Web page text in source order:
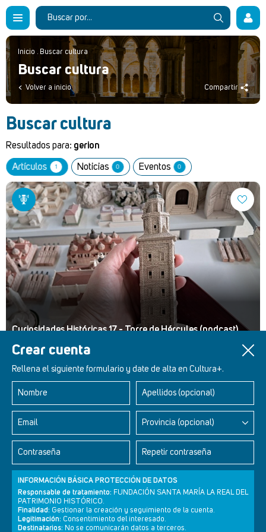
Crear cuenta
Rellena el siguiente formulario y date de alta en Cultura+.
Nombre Apellidos (opcional)
Email Provincia (opcional)
Contraseña Repetir contraseña
INFORMACIÓN BÁSICA PROTECCIÓN DE DATOS
Responsable de tratamiento: FUNDACIÓN SANTA MARÍA LA REAL DEL
PATRIMONIO HISTÓRICO.
Finalidad: Gestionar la creación y seguimiento de la cuenta.
Legitimación: Consentimiento del interesado.
Destinatarios: No se comunicarán datos a terceros.
Inicio . Buscar cultura
Buscar cultura
Volver a inicio Compartir
Buscar cultura
Resultados para: gerion
Artículos 1 Noticias 0 Eventos 0
Curiosidades Históricas 17 - Torre de Hércules (podcast)
Retablos Renacentistas Este de León